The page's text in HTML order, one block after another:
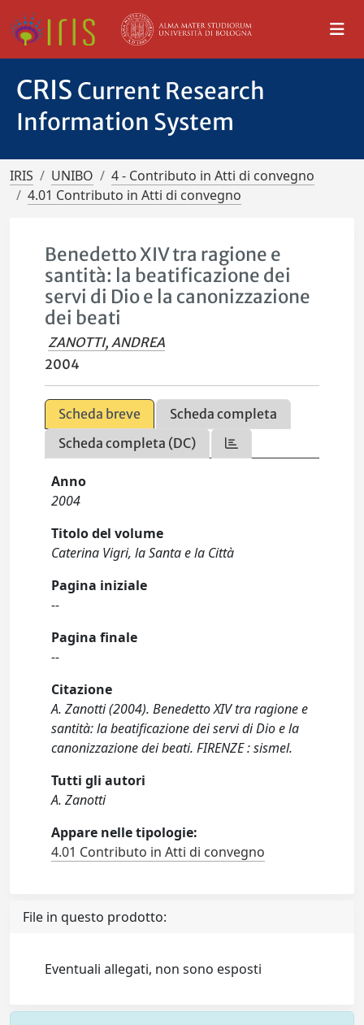
CRIS Current Research
Information System
IRIS UNIBO
4 - Contributo in Atti di convegno
4.01 Contributo in Atti di convegno
Benedetto XIV tra ragione e
santità: la beatificazione dei
servi di Dio e la canonizzazione
dei beati
ZANOTTI, ANDREA
2004
Scheda breve
Scheda completa
Scheda completa (DC)
Anno
2004
Titolo del volume
Caterina Vigri, la Santa e la Città
Pagina iniziale
--
Pagina finale
--
Citazione
A. Zanotti (2004). Benedetto XIV tra ragione e
santità: la beatificazione dei servi di Dio e la
canonizzazione dei beati. FIRENZE : sismel.
Tutti gli autori
A. Zanotti
Appare nelle tipologie:
4.01 Contributo in Atti di convegno
File in questo prodotto:
Eventuali allegati, non sono esposti